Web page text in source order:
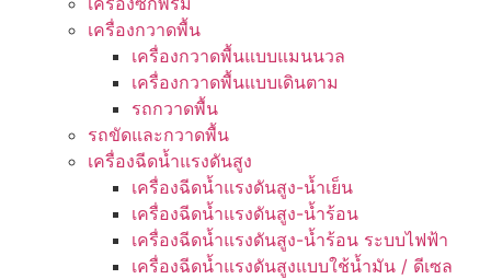
เครื่องกวาดพื้น
เครื่องกวาดพื้นแบบแมนนวล
เครื่องกวาดพื้นแบบเดินตาม
รถกวาดพื้น
รถขัดและกวาดพื้น
เครื่องฉีดน้ำแรงดันสูง
เครื่องฉีดน้ำแรงดันสูง-น้ำเย็น
เครื่องฉีดน้ำแรงดันสูง-น้ำร้อน
เครื่องฉีดน้ำแรงดันสูง-น้ำร้อน ระบบไฟฟ้า
เครื่องฉีดน้ำแรงดันสูงแบบใช้น้ำมัน / ดีเซล